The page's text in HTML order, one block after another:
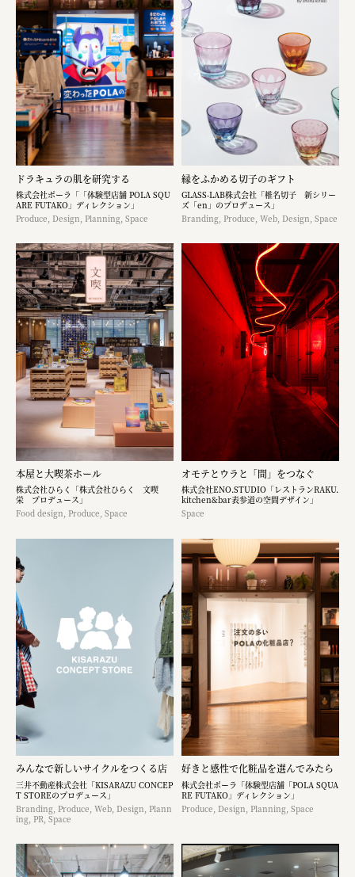
ドラキュラの肌を研究する
株式会社ポーラ「「体験型店舗 POLA SQU
ARE FUTAKO」ディレクション」
Produce, Design, Planning, Space
縁をふかめる切子のギフト
GLASS-LAB株式会社「椎名切子 新シリー
ズ「en」のプロデュース」
Branding, Produce, Web, Design, Space
本屋と大喫茶ホール
株式会社ひらく「株式会社ひらく 文喫
栄 プロデュース」
Food design, Produce, Space
オモテとウラと「間」をつなぐ
株式会社ENO.STUDIO「レストランRAKU.
kitchen&bar表参道の空間デザイン」
Space
みんなで新しいサイクルをつくる店
三井不動産株式会社「KISARAZU CONCEP
T STOREのプロデュース」
Branding, Produce, Web, Design, Plann
ing, PR, Space
好きと感性で化粧品を選んでみたら
株式会社ポーラ「体験型店舗「POLA SQUA
RE FUTAKO」ディレクション」
Produce, Design, Planning, Space